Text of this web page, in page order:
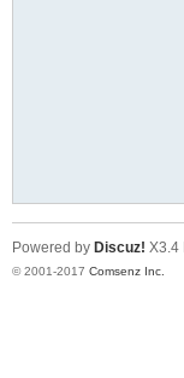
Powered by Discuz! X3.4
© 2001-2017 Comsenz Inc.